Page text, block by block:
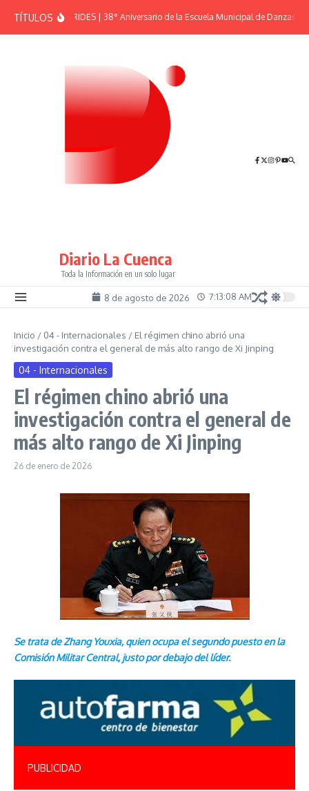
TÍTULOSEFEMÉRIDES | 38° Aniversario de la Escuela Municipal de Danzas “El
Diario La Cuenca
Toda la Información en un solo lugar
8 de agosto de 2026 7:13:08 AM
Inicio / 04 - Internacionales / El régimen chino abrió una
investigación contra el general de más alto rango de Xi Jinping
04 - Internacionales
El régimen chino abrió una
investigación contra el general de
más alto rango de Xi Jinping
26 de enero de 2026
Se trata de Zhang Youxia, quien ocupa el segundo puesto en la
Comisión Militar Central, justo por debajo del líder.
PUBLICIDAD